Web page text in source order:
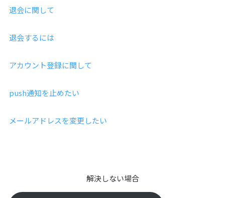
退会に関して
退会するには
アカウント登録に関して
push通知を止めたい
メールアドレスを変更したい
解決しない場合